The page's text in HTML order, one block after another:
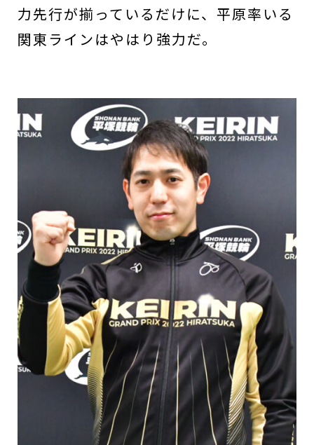
力先行が揃っているだけに、平原率いる
関東ラインはやはり強力だ。